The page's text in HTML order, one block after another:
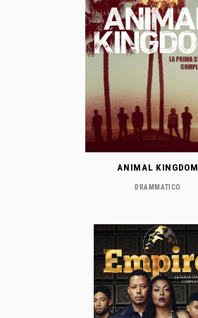
ANIMAL KINGDOM
DRAMMATICO